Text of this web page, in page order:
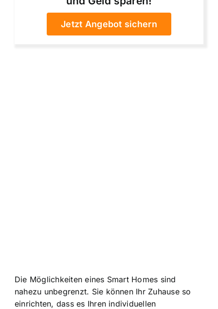
Jetzt Angebot sichern
Die Möglichkeiten eines Smart Homes sind
nahezu unbegrenzt. Sie können Ihr Zuhause so
einrichten, dass es Ihren individuellen